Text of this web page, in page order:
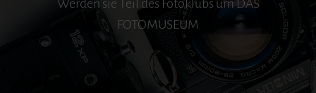
Werden sie Teil des Fotoklubs um DAS
FOTOMUSEUM